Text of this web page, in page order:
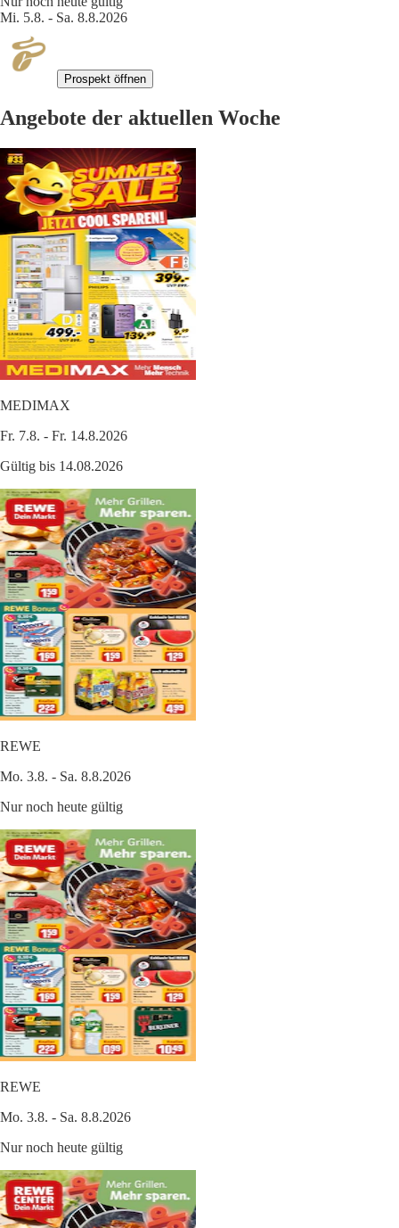
Mi. 5.8. - Sa. 8.8.2026
Prospekt öffnen
Angebote der aktuellen Woche
MEDIMAX
Fr. 7.8. - Fr. 14.8.2026
Gültig bis 14.08.2026
REWE
Mo. 3.8. - Sa. 8.8.2026
Nur noch heute gültig
REWE
Mo. 3.8. - Sa. 8.8.2026
Nur noch heute gültig